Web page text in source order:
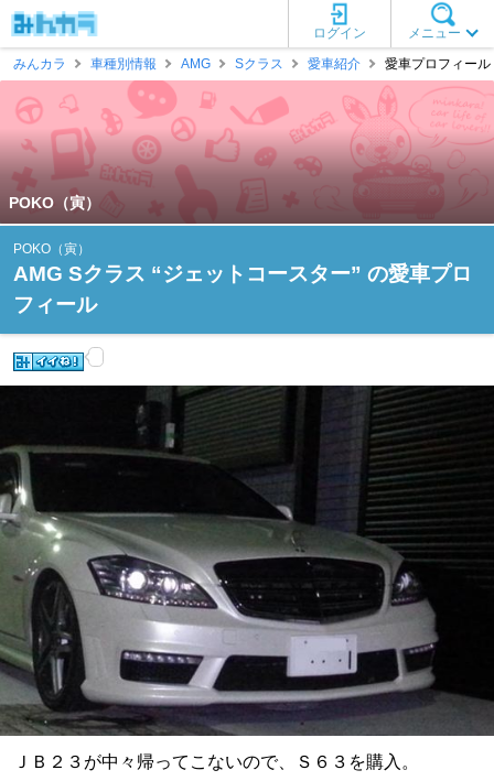
メニュー
ログイン
みんカラ
車種別情報 AMG Sクラス 愛車紹介 愛車プロフィール
POKO（寅）
POKO（寅）
AMG Sクラス “ジェットコースター” の愛車プロ
フィール
ＪＢ２３が中々帰ってこないので、Ｓ６３を購入。